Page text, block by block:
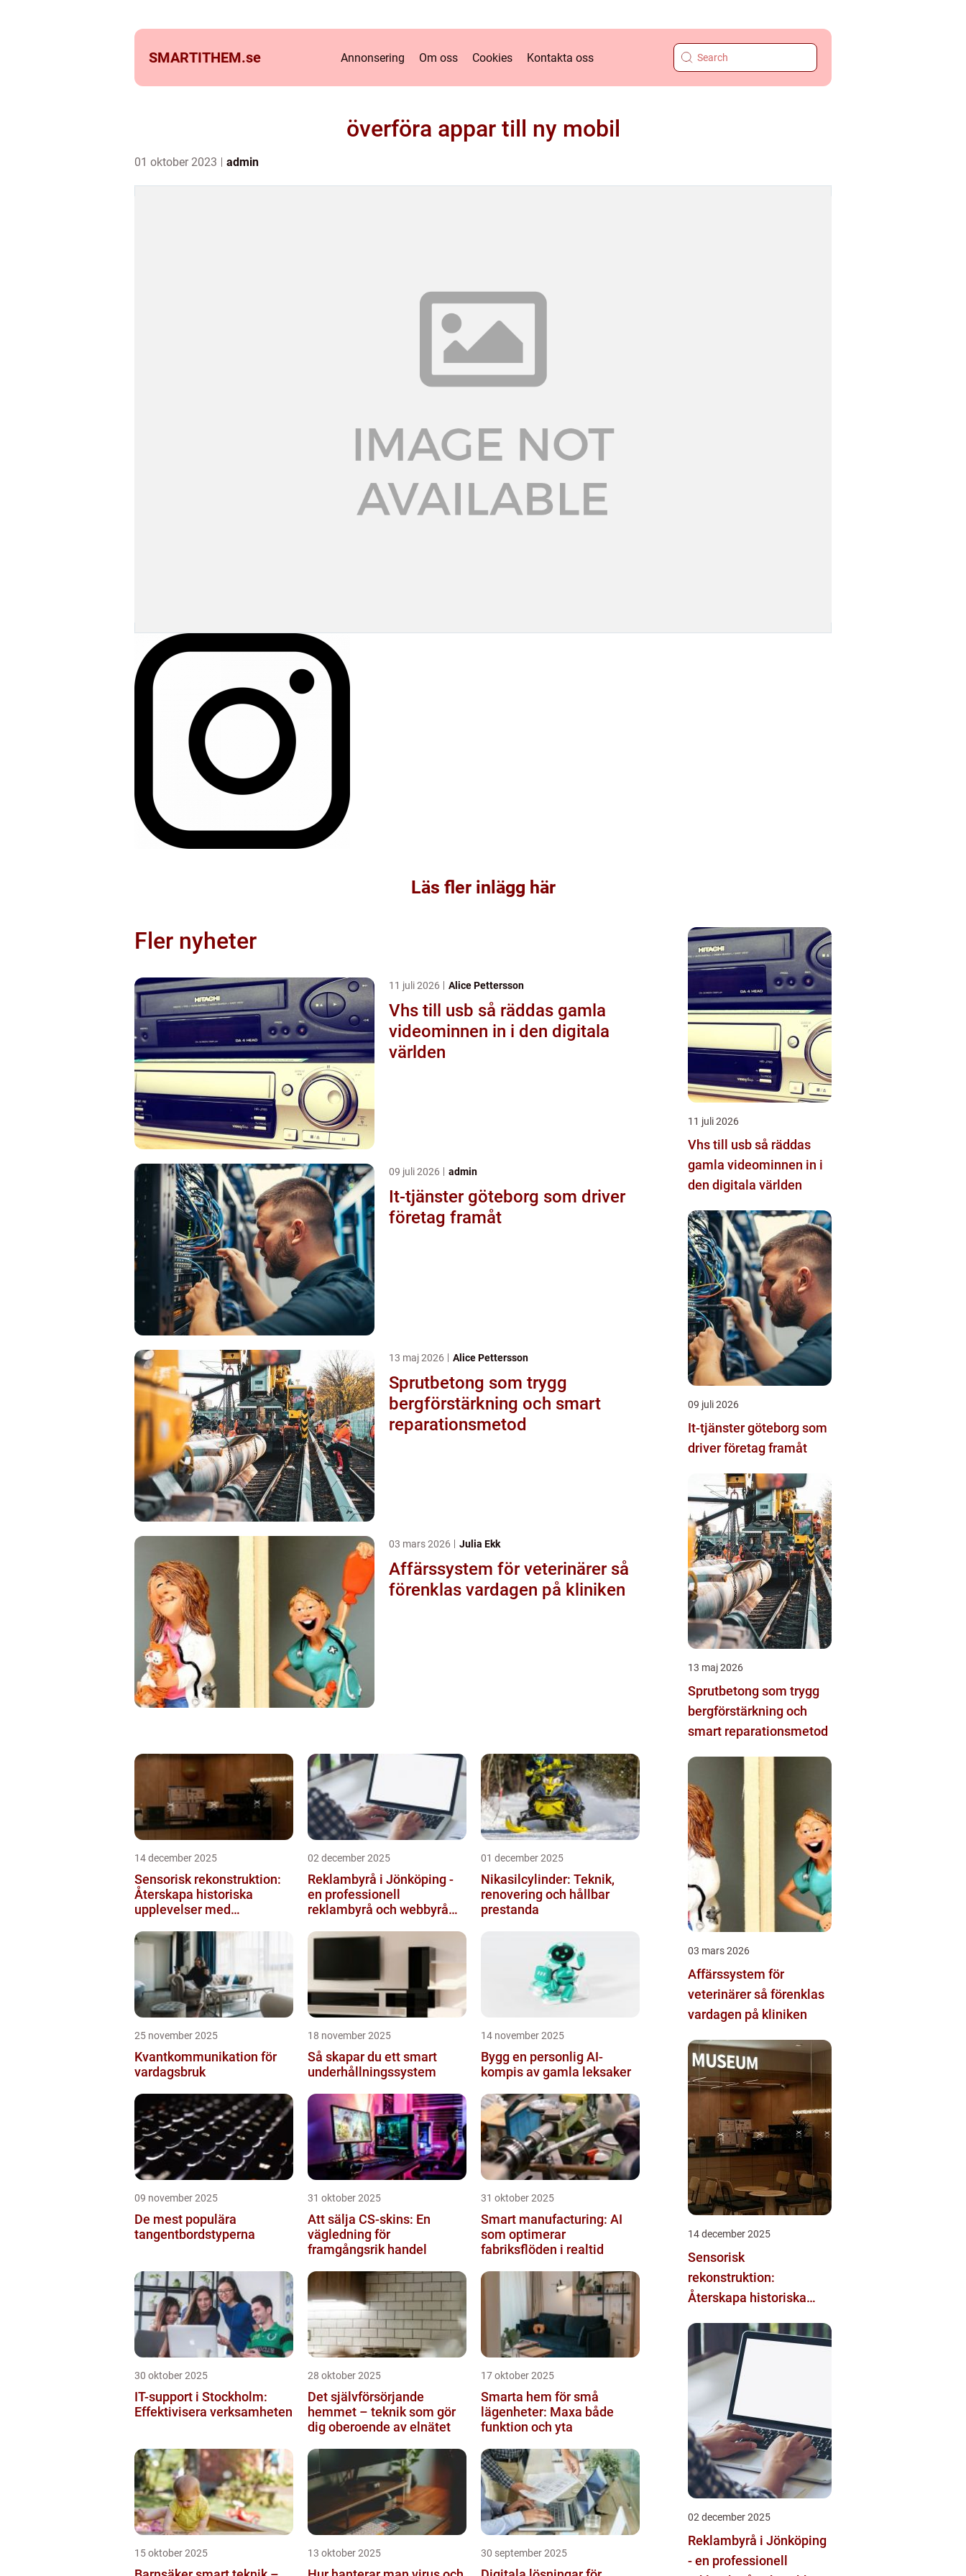
SMARTITHEM.se Annonsering Om oss Cookies Kontakta oss
överföra appar till ny mobil
01 oktober 2023 admin
Läs fler inlägg här
Fler nyheter
11 juli 2026 Alice Pettersson
Vhs till usb så räddas gamla
videominnen in i den digitala
världen
09 juli 2026 admin
It-tjänster göteborg som driver
företag framåt
13 maj 2026 Alice Pettersson
Sprutbetong som trygg
bergförstärkning och smart
reparationsmetod
03 mars 2026 Julia Ekk
Affärssystem för veterinärer så
förenklas vardagen på kliniken
14 december 2025
Sensorisk rekonstruktion:
Återskapa historiska
upplevelser med
02 december 2025
Reklambyrå i Jönköping -
en professionell
reklambyrå och webbyrå
kommunikati...
01 december 2025
Nikasilcylinder: Teknik,
renovering och hållbar
prestanda
25 november 2025
Kvantkommunikation för
vardagsbruk
18 november 2025
Så skapar du ett smart
underhållningssystem
14 november 2025
Bygg en personlig AI-
kompis av gamla leksaker
09 november 2025
De mest populära
tangentbordstyperna
31 oktober 2025
Att sälja CS-skins: En
vägledning för
framgångsrik handel
31 oktober 2025
Smart manufacturing: AI
som optimerar
fabriksflöden i realtid
30 oktober 2025
IT-support i Stockholm:
Effektivisera verksamheten
28 oktober 2025
Det självförsörjande
hemmet – teknik som gör
dig oberoende av elnätet
17 oktober 2025
Smarta hem för små
lägenheter: Maxa både
funktion och yta
15 oktober 2025 13 oktober 2025 30 september 2025
11 juli 2026
Vhs till usb så räddas
gamla videominnen in i
den digitala världen
09 juli 2026
It-tjänster göteborg som
driver företag framåt
13 maj 2026
Sprutbetong som trygg
bergförstärkning och
smart reparationsmetod
03 mars 2026
Affärssystem för
veterinärer så förenklas
vardagen på kliniken
14 december 2025
Sensorisk
rekonstruktion:
Återskapa historiska
multimodala AI
02 december 2025
Reklambyrå i Jönköping
- en professionell